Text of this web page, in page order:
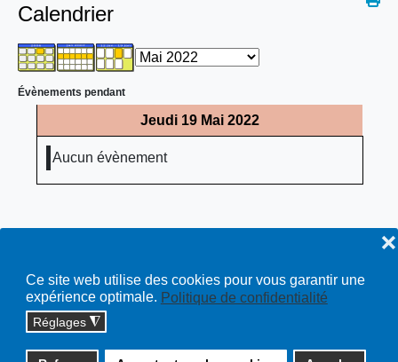
Ce site web utilise des cookies pour vous garantir une
expérience optimale. Politique de confidentialité
Réglages ◮
❌
Calendrier
Évènements pendant
Jeudi 19 Mai 2022
Aucun évènement
Copyright © 2026 cossonay.ch - tous droits réservés | site :